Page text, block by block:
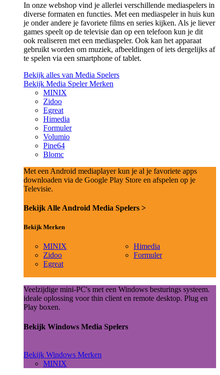
In onze webshop vind je allerlei verschillende mediaspelers in
diverse formaten en functies. Met een mediaspeler in huis kun
je onder andere je favoriete films en series kijken. Als je liever
games speelt op de televisie dan op een telefoon kun je dit
ook realiseren met een mediaspeler. Ook kan het apparaat
gebruikt worden om muziek, afbeeldingen of iets dergelijks af
te spelen via een smartphone of tablet.
Bekijk alles van Media Spelers
Bekijk Media Speler Merken
MINIX
Zidoo
Egreat
Himedia
Formuler
Volumio
Pine64
Blomc
Met een Android mediaplayer kun je al je favoriete apps
downloaden via de Google Play Store en afspelen op je
Televisie.
Bekijk Alle Android Media Spelers >
Bekijk Merken
MINIX
Zidoo
Egreat
Himedia
Formuler
Veelzijdige mini-PC's met een Windows besturings systeem.
ideale oplossing voor thin client en remote desktop. Plug en
Play boxen.
Bekijk Windows Media Spelers
Bekijk Windows Merken
MINIX